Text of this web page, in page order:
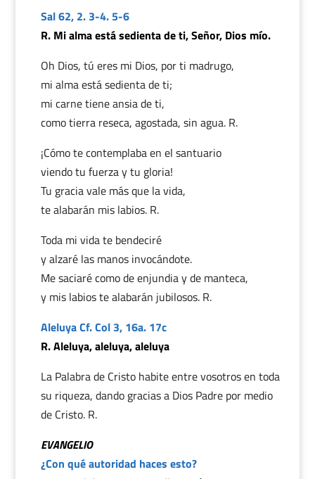
Sal 62, 2. 3-4. 5-6
R. Mi alma está sedienta de ti, Señor, Dios mío.
Oh Dios, tú eres mi Dios, por ti madrugo,
mi alma está sedienta de ti;
mi carne tiene ansia de ti,
como tierra reseca, agostada, sin agua. R.
¡Cómo te contemplaba en el santuario
viendo tu fuerza y tu gloria!
Tu gracia vale más que la vida,
te alabarán mis labios. R.
Toda mi vida te bendeciré
y alzaré las manos invocándote.
Me saciaré como de enjundia y de manteca,
y mis labios te alabarán jubilosos. R.
Aleluya Cf. Col 3, 16a. 17c
R. Aleluya, aleluya, aleluya
La Palabra de Cristo habite entre vosotros en toda
su riqueza, dando gracias a Dios Padre por medio
de Cristo. R.
EVANGELIO
¿Con qué autoridad haces esto?